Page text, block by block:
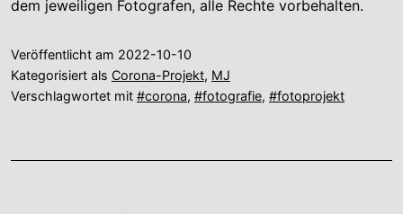
dem jeweiligen Fotografen, alle Rechte vorbehalten.
Veröffentlicht am 2022-10-10
Kategorisiert als Corona-Projekt, MJ
Verschlagwortet mit #corona, #fotografie, #fotoprojekt